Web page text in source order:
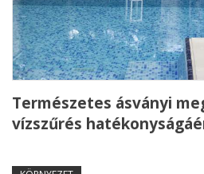
Természetes ásványi
vízszűrés